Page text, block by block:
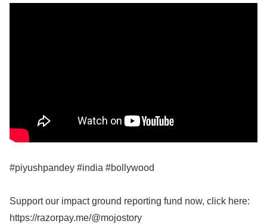
#piyushpandey #india #bollywood
Support our impact ground reporting fund now, click here:
https://razorpay.me/@mojostory